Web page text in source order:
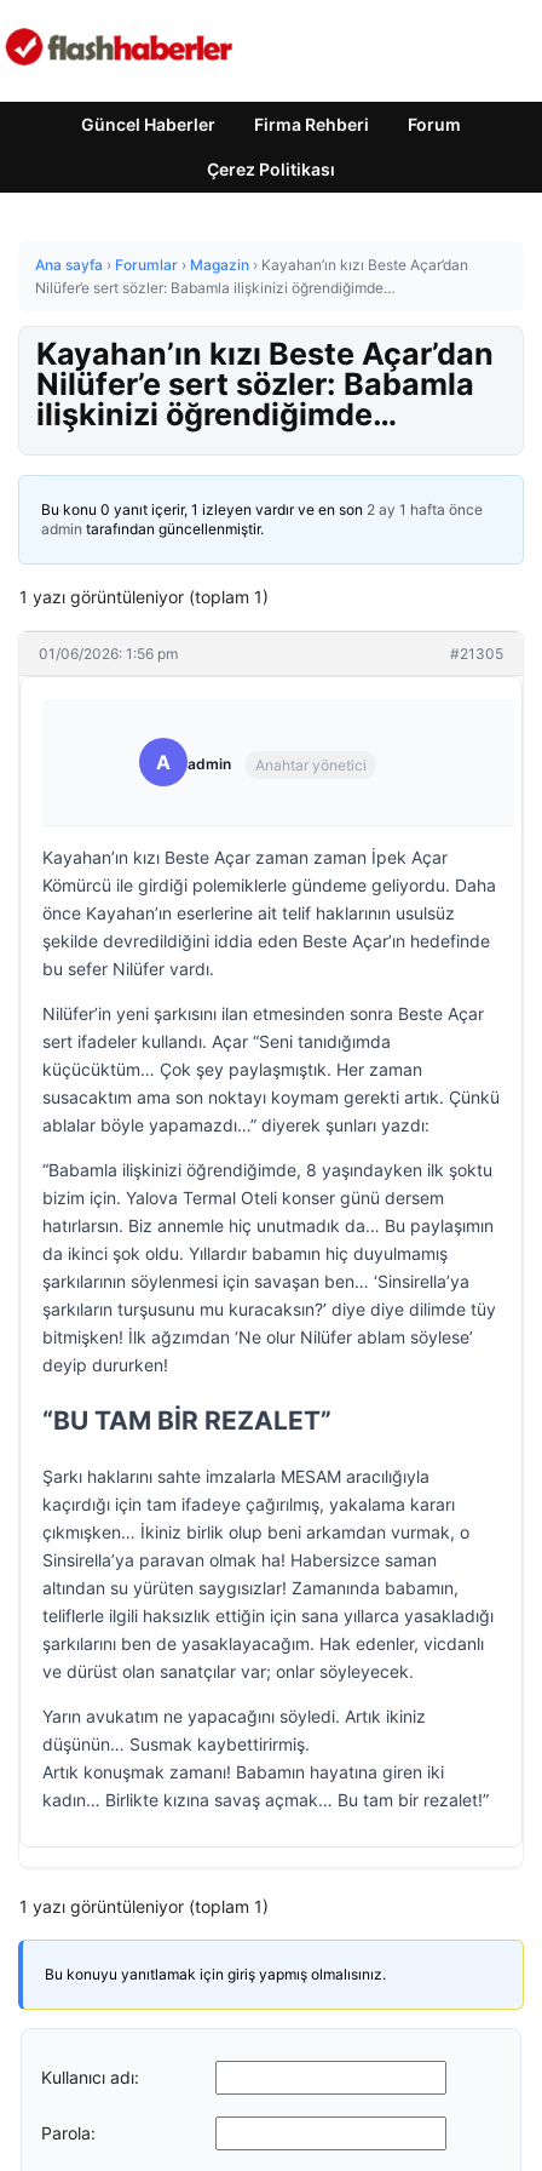
Güncel Haberler Firma Rehberi Forum
Çerez Politikası
Ana sayfa › Forumlar › Magazin › Kayahan’ın kızı Beste Açar’dan
Nilüfer’e sert sözler: Babamla ilişkinizi öğrendiğimde…
Kayahan’ın kızı Beste Açar’dan
Nilüfer’e sert sözler: Babamla
ilişkinizi öğrendiğimde…
Bu konu 0 yanıt içerir, 1 izleyen vardır ve en son 2 ay 1 hafta önce
admin tarafından güncellenmiştir.
1 yazı görüntüleniyor (toplam 1)
01/06/2026: 1:56 pm #21305
A admin Anahtar yönetici
Kayahan’ın kızı Beste Açar zaman zaman İpek Açar
Kömürcü ile girdiği polemiklerle gündeme geliyordu. Daha
önce Kayahan’ın eserlerine ait telif haklarının usulsüz
şekilde devredildiğini iddia eden Beste Açar’ın hedefinde
bu sefer Nilüfer vardı.
Nilüfer’in yeni şarkısını ilan etmesinden sonra Beste Açar
sert ifadeler kullandı. Açar “Seni tanıdığımda
küçücüktüm… Çok şey paylaşmıştık. Her zaman
susacaktım ama son noktayı koymam gerekti artık. Çünkü
ablalar böyle yapamazdı…” diyerek şunları yazdı:
“Babamla ilişkinizi öğrendiğimde, 8 yaşındayken ilk şoktu
bizim için. Yalova Termal Oteli konser günü dersem
hatırlarsın. Biz annemle hiç unutmadık da… Bu paylaşımın
da ikinci şok oldu. Yıllardır babamın hiç duyulmamış
şarkılarının söylenmesi için savaşan ben… ‘Sinsirella’ya
şarkıların turşusunu mu kuracaksın?’ diye diye dilimde tüy
bitmişken! İlk ağzımdan ‘Ne olur Nilüfer ablam söylese’
deyip dururken!
“BU TAM BİR REZALET”
Şarkı haklarını sahte imzalarla MESAM aracılığıyla
kaçırdığı için tam ifadeye çağırılmış, yakalama kararı
çıkmışken… İkiniz birlik olup beni arkamdan vurmak, o
Sinsirella’ya paravan olmak ha! Habersizce saman
altından su yürüten saygısızlar! Zamanında babamın,
teliflerle ilgili haksızlık ettiğin için sana yıllarca yasakladığı
şarkılarını ben de yasaklayacağım. Hak edenler, vicdanlı
ve dürüst olan sanatçılar var; onlar söyleyecek.
Yarın avukatım ne yapacağını söyledi. Artık ikiniz
düşünün… Susmak kaybettirirmiş.
Artık konuşmak zamanı! Babamın hayatına giren iki
kadın… Birlikte kızına savaş açmak… Bu tam bir rezalet!”
1 yazı görüntüleniyor (toplam 1)
Bu konuyu yanıtlamak için giriş yapmış olmalısınız.
Kullanıcı adı:
Parola: